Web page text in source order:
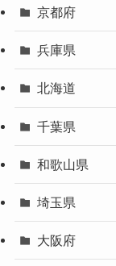
京都府
兵庫県
北海道
千葉県
和歌山県
埼玉県
大阪府